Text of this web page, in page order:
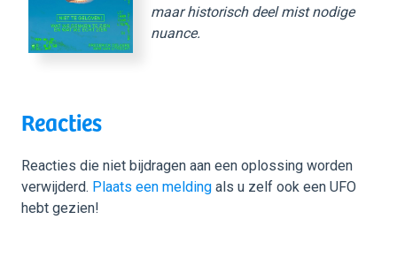
maar historisch deel mist nodige
nuance.
Reacties
Reacties die niet bijdragen aan een oplossing worden
verwijderd. Plaats een melding als u zelf ook een UFO
hebt gezien!